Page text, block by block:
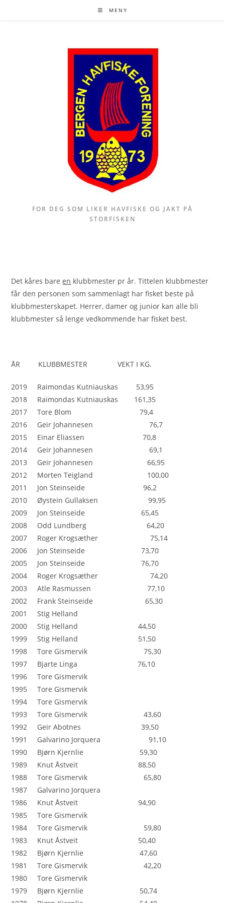
MENY
FOR DEG SOM LIKER HAVFISKE OG JAKT PÅ
STORFISKEN
Det kåres bareen klubbmester pr år. Tittelen klubbmester
får den personen som sammenlagt har fisket beste på
klubbmesterskapet. Herrer, damer og junior kan alle bli
klubbmester så lenge vedkommende har fisket best.
ÅR KLUBBMESTER VEKT I KG.
2019 Raimondas Kutniauskas 53,95
2018 Raimondas Kutniauskas 161,35
2017 Tore Blom 79,4
2016 Geir Johannesen 76,7
2015 Einar Eliassen 70,8
2014 Geir Johannesen 69,1
2013 Geir Johannesen 66,95
2012 Morten Teigland 100,00
2011 Jon Steinseide 96,2
2010 Øystein Gullaksen 99,95
2009 Jon Steinseide 65,45
2008 Odd Lundberg 64,20
2007 Roger Krogsæther 75,14
2006 Jon Steinseide 73,70
2005 Jon Steinseide 76,70
2004 Roger Krogsæther 74,20
2003 Atle Rasmussen 77,10
2002 Frank Steinseide 65,30
2001 Stig Helland
2000 Stig Helland 44,50
1999 Stig Helland 51,50
1998 Tore Gismervik 75,30
1997 Bjarte Linga 76,10
1996 Tore Gismervik
1995 Tore Gismervik
1994 Tore Gismervik
1993 Tore Gismervik 43,60
1992 Geir Abotnes 39,50
1991 Galvarino Jorquera 91,10
1990 Bjørn Kjernlie 59,30
1989 Knut Åstveit 88,50
1988 Tore Gismervik 65,80
1987 Galvarino Jorquera
1986 Knut Åstveit 94,90
1985 Tore Gismervik
1984 Tore Gismervik 59,80
1983 Knut Åstveit 50,40
1982 Bjørn Kjernlie 47,60
1981 Tore Gismervik 42,20
1980 Tore Gismervik
1979 Bjørn Kjernlie 50,74